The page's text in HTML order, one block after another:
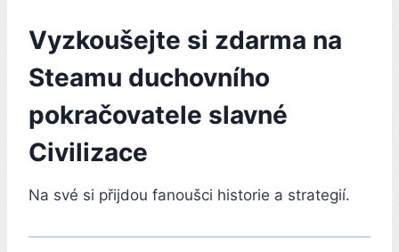
Vyzkoušejte si zdarma na
Steamu duchovního
pokračovatele slavné
Civilizace
Na své si přijdou fanoušci historie a strategií.